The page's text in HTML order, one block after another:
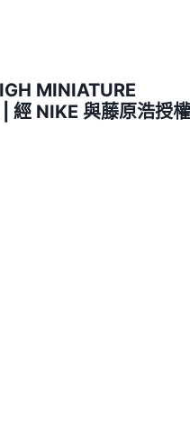
MINIATURE
經 NIKE 與藤原浩授